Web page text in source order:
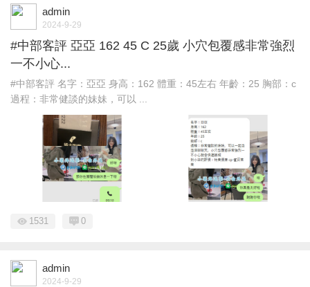
admin
2024-9-29
#中部客評 亞亞 162 45 C 25歲 小穴包覆感非常強烈
一不小心...
#中部客評 名字：亞亞 身高：162 體重：45左右 年齡：25 胸部：c
過程：非常健談的妹妹，可以 ...
1531 0
admin
2024-9-29